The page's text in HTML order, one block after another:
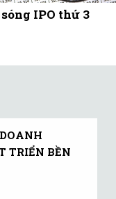
IPO thứ 3
TRIỂN BỀN